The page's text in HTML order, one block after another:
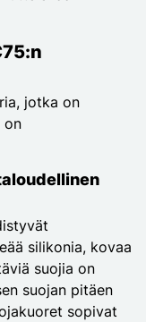
jotka on
on
silikonia, kovaa
suojia on
suojan pitäen
sopivat